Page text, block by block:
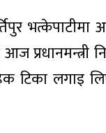
प्रधानमन्त्री
टिका लगाइ